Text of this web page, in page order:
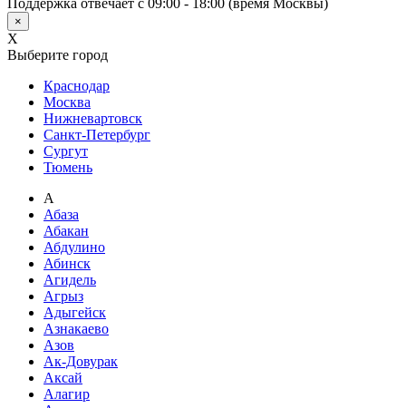
×
X
Выберите город
Краснодар
Москва
Нижневартовск
Санкт-Петербург
Сургут
Тюмень
А
Абаза
Абакан
Абдулино
Абинск
Агидель
Агрыз
Адыгейск
Азнакаево
Азов
Ак-Довурак
Аксай
Алагир